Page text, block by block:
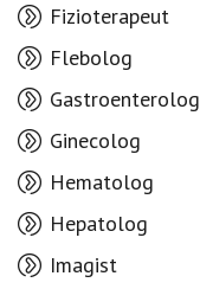
Fizioterapeut
Flebolog
Gastroenterolog
Ginecolog
Hematolog
Hepatolog
Imagist